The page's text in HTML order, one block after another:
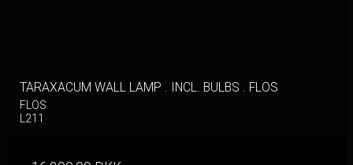
TARAXACUM WALL LAMP . INCL. BULBS . FLOS
FLOS
L211